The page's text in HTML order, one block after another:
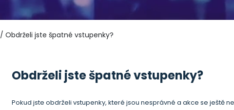
/ Obdrželi jste špatné vstupenky?
Obdrželi jste špatné vstupenky?
Pokud jste obdrželi vstupenky, které jsou nesprávné a akce se ještě